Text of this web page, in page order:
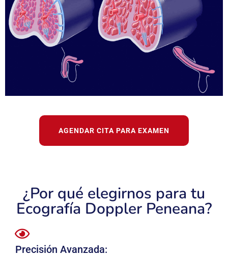
AGENDAR CITA PARA EXAMEN
¿Por qué elegirnos para tu
Ecografía Doppler Peneana?
Precisión Avanzada: